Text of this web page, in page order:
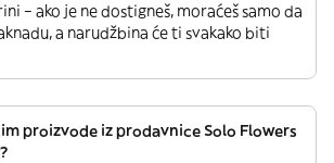
– ako je ne dostigneš, moraćeš samo da
a narudžbina će ti svakako biti
proizvode iz prodavnice Solo Flowers